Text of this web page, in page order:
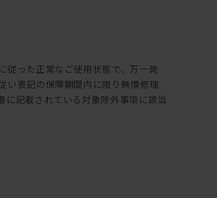
従った正常なご使用状態で、万一発
い表記の保障期間内に限り無償修理
に記載されている対象除外事項に該当